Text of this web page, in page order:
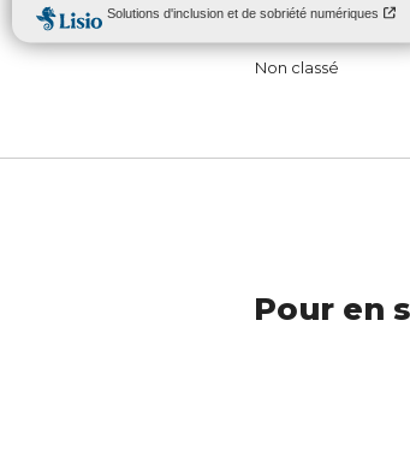
Val-de-Loire
Non classé
Pour en